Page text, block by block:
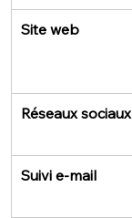
Site web
Réseaux sociaux
Suivi e-mail